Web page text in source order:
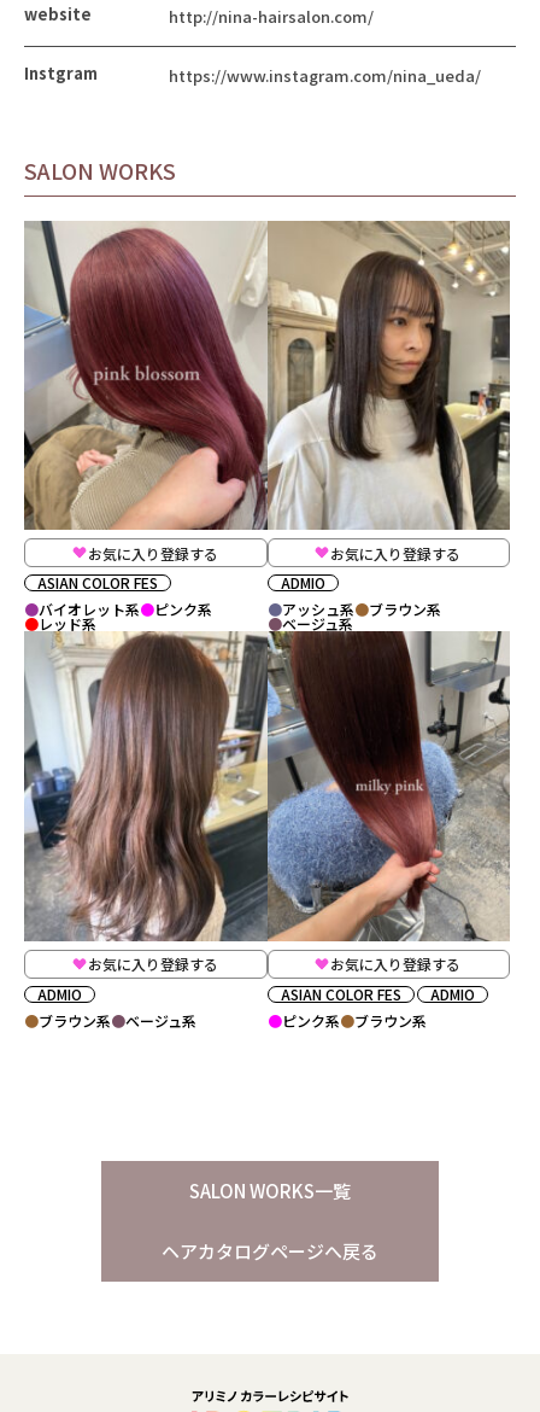
website http://nina-hairsalon.com/
Instgram https://www.instagram.com/nina_ueda/
SALON WORKS
お気に入り登録する
ASIAN COLOR FES
バイオレット系
ピンク系
レッド系
お気に入り登録する
ADMIO
アッシュ系
ブラウン系
ベージュ系
お気に入り登録する
ADMIO
ブラウン系
ベージュ系
お気に入り登録する
ASIAN COLOR FES
ADMIO
ピンク系
ブラウン系
SALON WORKS一覧
ヘアカタログページへ戻る